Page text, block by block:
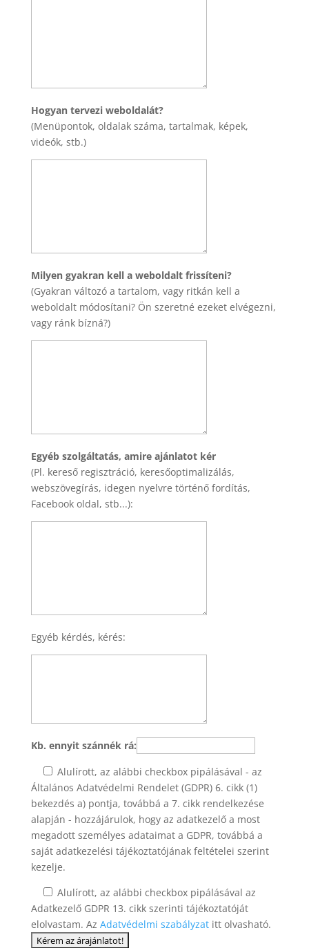
Hogyan tervezi weboldalát?
(Menüpontok, oldalak száma, tartalmak, képek,
videók, stb.)
Milyen gyakran kell a weboldalt frissíteni?
(Gyakran változó a tartalom, vagy ritkán kell a
weboldalt módosítani? Ön szeretné ezeket elvégezni,
vagy ránk bízná?)
Egyéb szolgáltatás, amire ajánlatot kér
(Pl. kereső regisztráció, keresőoptimalizálás,
webszövegírás, idegen nyelvre történő fordítás,
Facebook oldal, stb...):
Egyéb kérdés, kérés:
Kb. ennyit szánnék rá:
Alulírott, az alábbi checkbox pipálásával - az
Általános Adatvédelmi Rendelet (GDPR) 6. cikk (1)
bekezdés a) pontja, továbbá a 7. cikk rendelkezése
alapján - hozzájárulok, hogy az adatkezelő a most
megadott személyes adataimat a GDPR, továbbá a
saját adatkezelési tájékoztatójának feltételei szerint
kezelje.
Alulírott, az alábbi checkbox pipálásával az
Adatkezelő GDPR 13. cikk szerinti tájékoztatóját
elolvastam. Az Adatvédelmi szabályzatitt olvasható.